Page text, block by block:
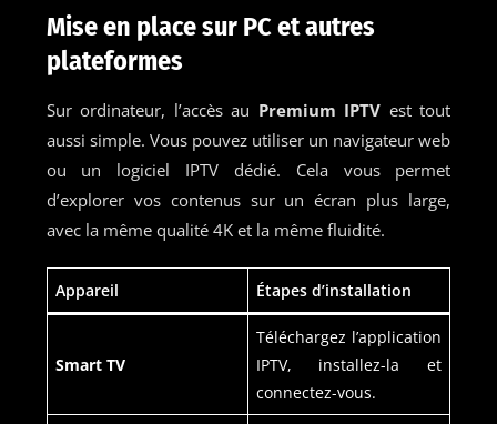
Mise en place sur PC et autres
plateformes
Sur ordinateur, l’accès au Premium IPTV est tout
aussi simple. Vous pouvez utiliser un navigateur web
ou un logiciel IPTV dédié. Cela vous permet
d’explorer vos contenus sur un écran plus large,
avec la même qualité 4K et la même fluidité.
Appareil Étapes d’installation
Smart TV
Téléchargez l’application
IPTV, installez-la et
connectez-vous.